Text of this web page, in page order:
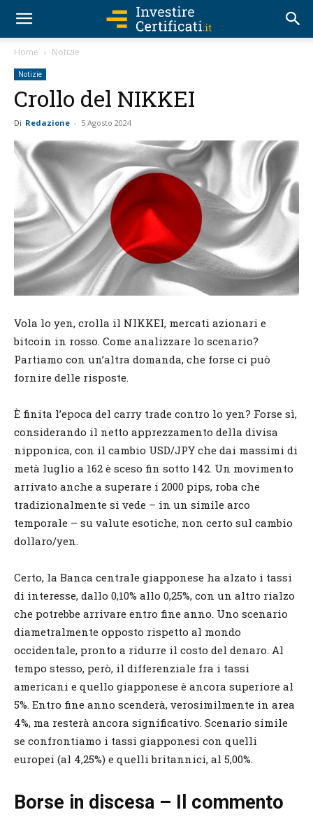
Home Notizie
Notizie
Crollo del NIKKEI
Di Redazione - 5 Agosto 2024
Vola lo yen, crolla il NIKKEI, mercati azionari e
bitcoin in rosso. Come analizzare lo scenario?
Partiamo con un’altra domanda, che forse ci può
fornire delle risposte.
È finita l’epoca del carry trade contro lo yen? Forse sì,
considerando il netto apprezzamento della divisa
nipponica, con il cambio USD/JPY che dai massimi di
metà luglio a 162 è sceso fin sotto 142. Un movimento
arrivato anche a superare i 2000 pips, roba che
tradizionalmente si vede – in un simile arco
temporale – su valute esotiche, non certo sul cambio
dollaro/yen.
Certo, la Banca centrale giapponese ha alzato i tassi
di interesse, dallo 0,10% allo 0,25%, con un altro rialzo
che potrebbe arrivare entro fine anno. Uno scenario
diametralmente opposto rispetto al mondo
occidentale, pronto a ridurre il costo del denaro. Al
tempo stesso, però, il differenziale fra i tassi
americani e quello giapponese è ancora superiore al
5%. Entro fine anno scenderà, verosimilmente in area
4%, ma resterà ancora significativo. Scenario simile
se confrontiamo i tassi giapponesi con quelli
europei (al 4,25%) e quelli britannici, al 5,00%.
Borse in discesa – Il commento